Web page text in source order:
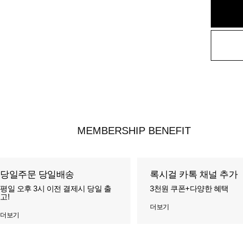
MEMBERSHIP BENEFIT
당일주문 당일배송
평일 오후 3시 이전 결제시 당일 출
고!
더보기
록시걸 카톡 채널 추가
3천원 쿠폰+다양한 혜택
더보기